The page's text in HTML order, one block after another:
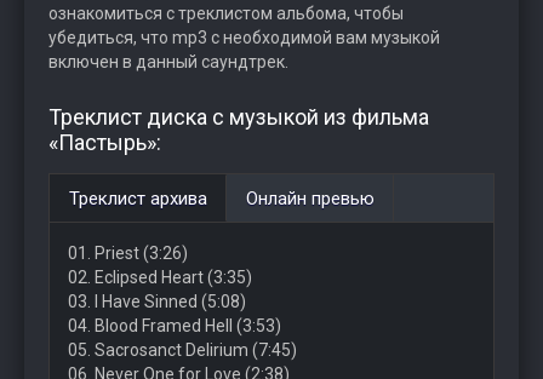
ознакомиться с треклистом альбома, чтобы
убедиться, что mp3 с необходимой вам музыкой
включен в данный саундтрек.
Треклист диска с музыкой из фильма
«Пастырь»:
Треклист архива Онлайн превью
01. Priest (3:26)
02. Eclipsed Heart (3:35)
03. I Have Sinned (5:08)
04. Blood Framed Hell (3:53)
05. Sacrosanct Delirium (7:45)
06. Never One for Love (2:38)